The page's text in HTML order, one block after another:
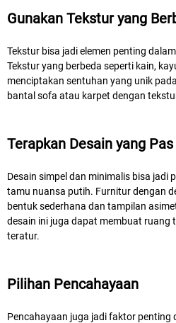
Gunakan Tekstur yang
Tekstur bisa jadi elemen penting
Tekstur yang berbeda seperti kain,
menciptakan sentuhan yang unik
bantal sofa atau karpet dengan
Terapkan Desain yang Pas
Desain simpel dan minimalis bisa jadi
tamu nuansa putih. Furnitur dengan
bentuk sederhana dan tampilan
desain ini juga dapat membuat ruang
teratur.
Pilihan Pencahayaan
Pencahayaan juga jadi faktor penting